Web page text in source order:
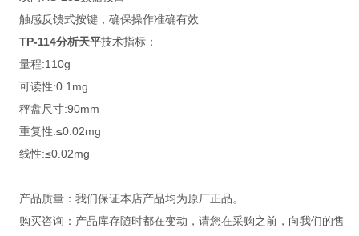
触感反馈式按键，确保操作准确有效
TP-114分析天平技术指标：
量程:110g
可读性:0.1mg
秤盘尺寸:90mm
重复性:≤0.02mg
线性:≤0.02mg
产品质量：我们保证本店产品均为原厂正品。
购买咨询：产品库存随时都在变动，请您在采购之前，向我们的售